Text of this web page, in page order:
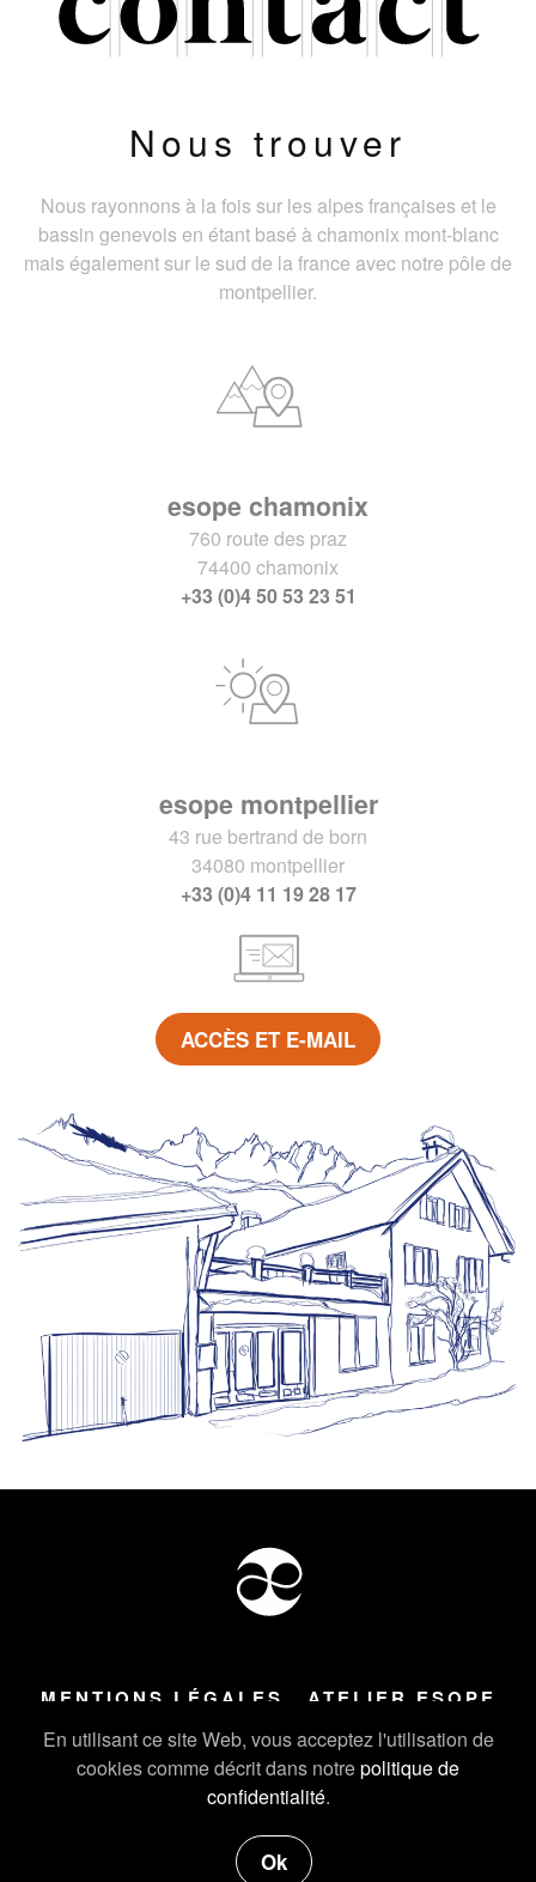
En utilisant ce site Web, vous acceptez l'utilisation de
cookies comme décrit dans notrepolitique de
confidentialité.
Ok
Nous trouver
Nous rayonnons à la fois sur les alpes françaises et le
bassin genevois en étant basé à chamonix mont-blanc
mais également sur le sud de la france avec notre pôle de
montpellier.
esope chamonix
760 route des praz
74400 chamonix
+33 (0)4 50 53 23 51
esope montpellier
43 rue bertrand de born
34080 montpellier
+33 (0)4 11 19 28 17
ACCÈS ET E-MAIL
MENTIONS LÉGALES ATELIER ESOPE